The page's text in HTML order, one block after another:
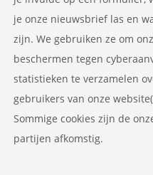
je onze nieuwsbrief las en
zijn. We gebruiken ze om
beschermen tegen
statistieken te verzamelen
gebruikers van onze
Sommige cookies zijn de
partijen afkomstig.